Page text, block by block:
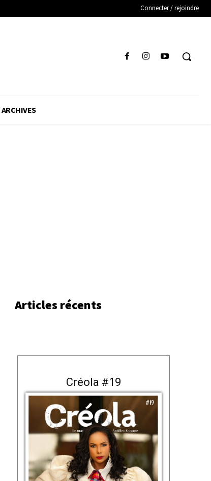
Connecter / rejoindre
ARCHIVES
Articles récents
Créola #19